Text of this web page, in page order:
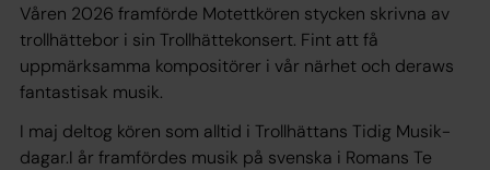
Våren 2026 framförde Motettkören stycken skrivna av
trollhättebor i sin Trollhättekonsert. Fint att få
uppmärksamma kompositörer i vår närhet och deraws
fantastisak musik.
I maj deltog kören som alltid i Trollhättans Tidig Musik-
dagar.I år framfördes musik på svenska i Romans Te